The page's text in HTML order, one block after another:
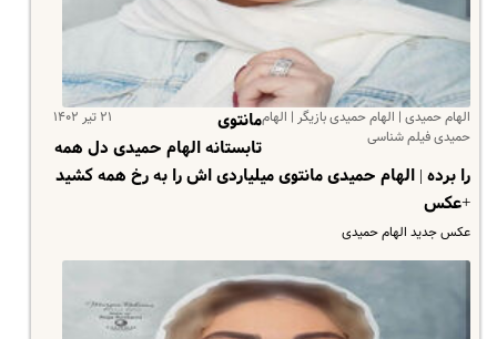
الهام حمیدی | الهام حمیدی بازیگر | الهام
حمیدی فیلم شناسی
۲۱ تیر ۱۴۰۲
مانتوی
تابستانه الهام حمیدی دل همه
را برده | الهام حمیدی مانتوی میلیاردی اش را به رخ همه کشید
+عکس
عکس جدید الهام حمیدی